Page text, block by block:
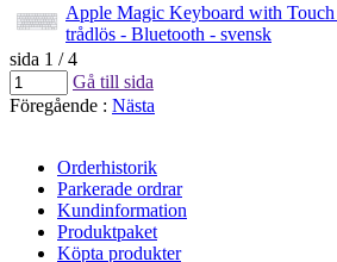
Apple Magic Keyboard with
trådlös - Bluetooth - svensk
sida 1 / 4
Gå till sida
Föregående : Nästa
Orderhistorik
Parkerade ordrar
Kundinformation
Produktpaket
Köpta produkter